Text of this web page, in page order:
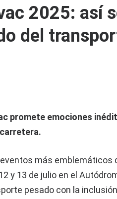
2025: así
del
promete emociones
eventos más
y 13 de julio en el
pesado con la